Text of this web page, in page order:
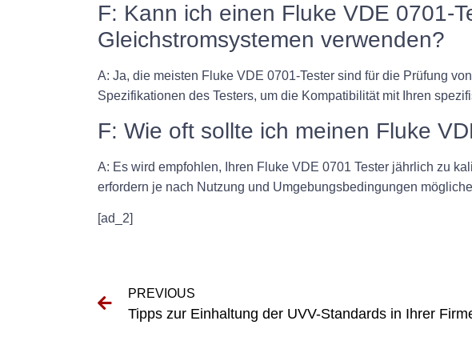
F: Kann ich einen Fluke VDE 0701-
Gleichstromsystemen verwenden?
A: Ja, die meisten Fluke VDE 0701-Tester sind für die Prüfung
Spezifikationen des Testers, um die Kompatibilität mit Ihren
F: Wie oft sollte ich meinen Fluke
A: Es wird empfohlen, Ihren Fluke VDE 0701 Tester jährlich zu
erfordern je nach Nutzung und Umgebungsbedingungen
[ad_2]
PREVIOUS